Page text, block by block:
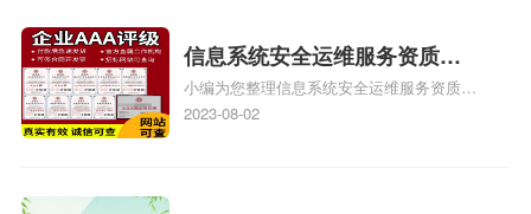
信息系统安全运维服务资质二
级费用，信息系统安全运维服
务资质二级
小编为您整理信息系统安全运维服务资质认
证证书机构有哪些、安全运维服务资质的费
2023-08-02